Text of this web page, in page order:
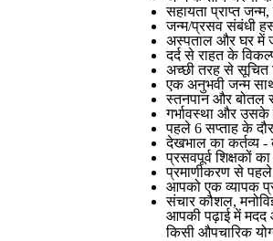
सहायता प्राप्त
जन्म/प्रसव संबंधी
अस्पताल और घर में
दर्द से राहत के
अच्छी तरह से सूचित
एक अनुभवी जन्म
स्तनपान और बोतल
गर्भावस्था और उसके
पहले 6 सप्ताह के
देखभाल का कर्तव्य -
प्रसवपूर्व शिक्षकों
प्रमाणीकरण से पहले
आपको एक व्यापक
संचार कौशल,
आपकी पढ़ाई में मदद
किसी औपचारिक